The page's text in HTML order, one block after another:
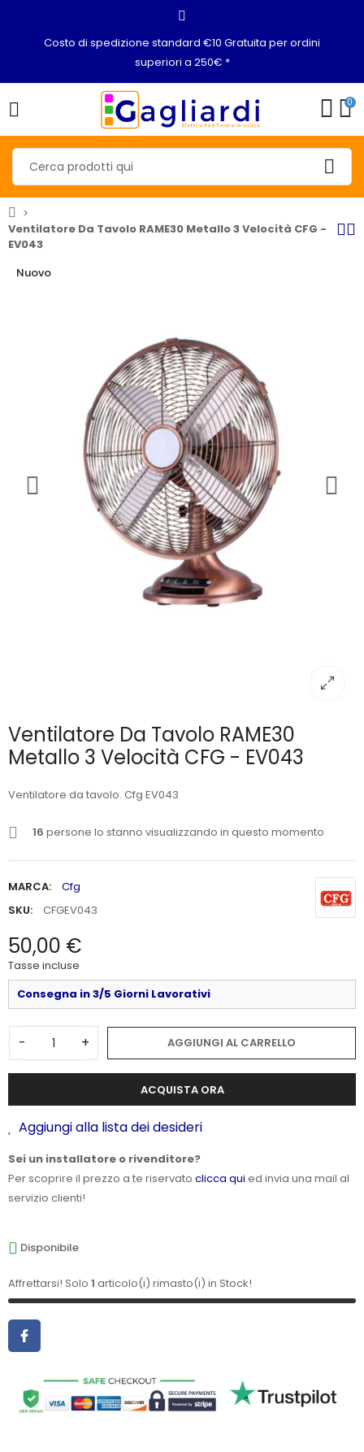
Costo di spedizione standard €10 Gratuita per ordini
superiori a 250€ *
0
Ventilatore Da Tavolo RAME30 Metallo 3 Velocità CFG -
EV043
Nuovo
Ventilatore Da Tavolo RAME30
Metallo 3 Velocità CFG - EV043
Ventilatore da tavolo. Cfg EV043
16 persone lo stanno visualizzando in questo momento
MARCA:
Cfg
SKU:
CFGEV043
50,00 €
Tasse incluse
Consegna in 3/5 Giorni Lavorativi
- + AGGIUNGI AL CARRELLO
ACQUISTA ORA
Aggiungi alla lista dei desideri
Sei un installatore o rivenditore?
Per scoprire il prezzo a te riservato clicca qui ed invia una mail al
servizio clienti!
Disponibile
Affrettarsi! Solo 1 articolo(i) rimasto(i) in Stock!